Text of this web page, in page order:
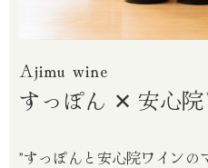
Ajimu wine
すっぽん ✕ 安心
”すっぽんと安心院ワインの